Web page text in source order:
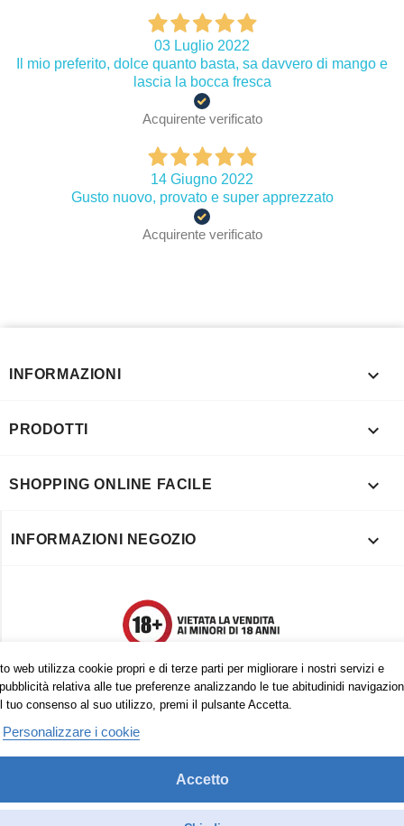
03 Luglio 2022
Il mio preferito, dolce quanto basta, sa davvero di mango e
lascia la bocca fresca
Acquirente verificato
14 Giugno 2022
Gusto nuovo, provato e super apprezzato
Acquirente verificato
web utilizza cookie propri e di terze parti per migliorare i nostri servizi e
relativa alle tue preferenze analizzando le tue abitudinidi
tuo consenso al suo utilizzo, premi il pulsante Accetta.
Personalizzare i cookie
Accetto
INFORMAZIONI 
PRODOTTI 
SHOPPING ONLINE FACILE 
INFORMAZIONI NEGOZIO 
Trovaci anche su: